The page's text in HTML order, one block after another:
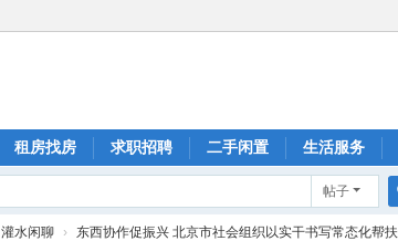
租房找房 求职招聘 二手闲置 生活服务
帖子
灌水闲聊 › 东西协作促振兴 北京市社会组织以实干书写常态化帮